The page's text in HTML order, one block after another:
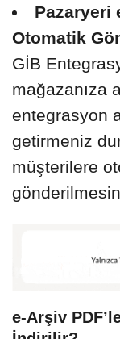
Pazaryeri
Otomatik
GİB
mağazanıza
entegrasyon
getirmeniz
müşterilere
e-Arşiv